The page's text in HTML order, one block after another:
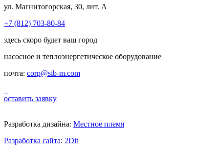
ул. Магнитогорская, 30, лит. А
+7 (812) 703-80-84
здесь скоро будет ваш город
насосное и теплоэнергетическое оборудование
почта: corp@sib-m.com
оставить заявку
Разработка дизайна: Местное племя
Разработка сайта: 2Dit